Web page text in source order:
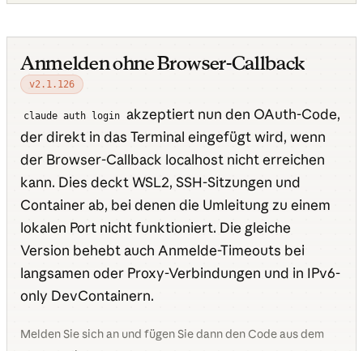
Anmelden ohne Browser-Callback
v2.1.126
claude auth login akzeptiert nun den OAuth-Code,
der direkt in das Terminal eingefügt wird, wenn
der Browser-Callback localhost nicht erreichen
kann. Dies deckt WSL2, SSH-Sitzungen und
Container ab, bei denen die Umleitung zu einem
lokalen Port nicht funktioniert. Die gleiche
Version behebt auch Anmelde-Timeouts bei
langsamen oder Proxy-Verbindungen und in IPv6-
only DevContainern.
Melden Sie sich an und fügen Sie dann den Code aus dem